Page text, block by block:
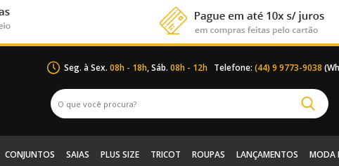
Seg. à Sex. 08h - 18h, Sáb. 08h - 12h Telefone: (44) 9 9773-9038
CONJUNTOS SAIAS PLUS SIZE TRICOT ROUPAS LANÇAMENTOS MODA